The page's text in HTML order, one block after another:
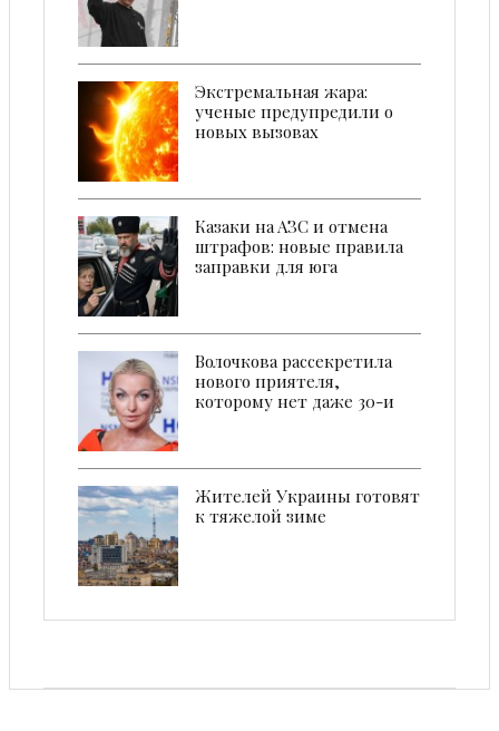
Экстремальная жара:
ученые предупредили о
новых вызовах
Кaзaки нa AЗC и oтмeнa
штрaфoв: нoвыe прaвилa
зaпрaвки для югa
Волочкова рассекретила
нового приятеля,
которому нет даже 30-и
Жителей Украины готовят
к тяжелой зиме